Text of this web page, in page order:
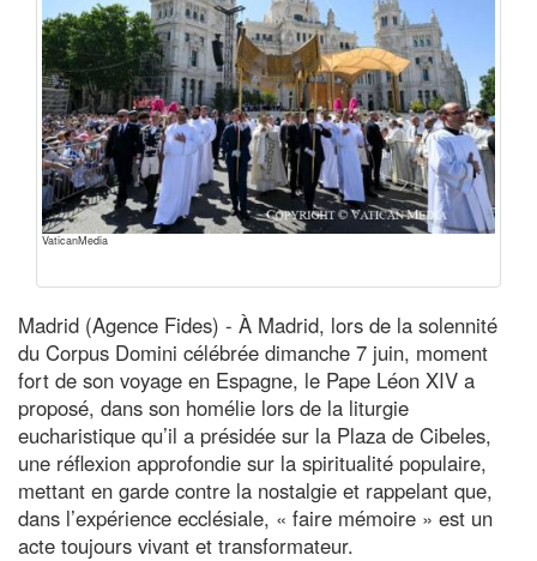
VaticanMedia
Madrid (Agence Fides) - À Madrid, lors de la solennité
du Corpus Domini célébrée dimanche 7 juin, moment
fort de son voyage en Espagne, le Pape Léon XIV a
proposé, dans son homélie lors de la liturgie
eucharistique qu’il a présidée sur la Plaza de Cibeles,
une réflexion approfondie sur la spiritualité populaire,
mettant en garde contre la nostalgie et rappelant que,
dans l’expérience ecclésiale, « faire mémoire » est un
acte toujours vivant et transformateur.